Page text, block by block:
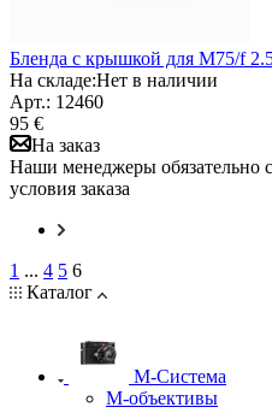
Бленда с крышкой для M75/f
На складе:Нет в наличии
Арт.: 12460
95 €
На заказ
Наши менеджеры обязательно
условия заказа
1 ... 4 5 6
Каталог
M-Система
М-объективы